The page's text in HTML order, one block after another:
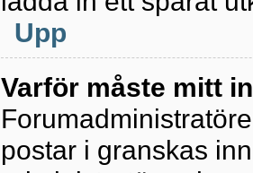
Upp
Varför måste mitt
postar i granskas